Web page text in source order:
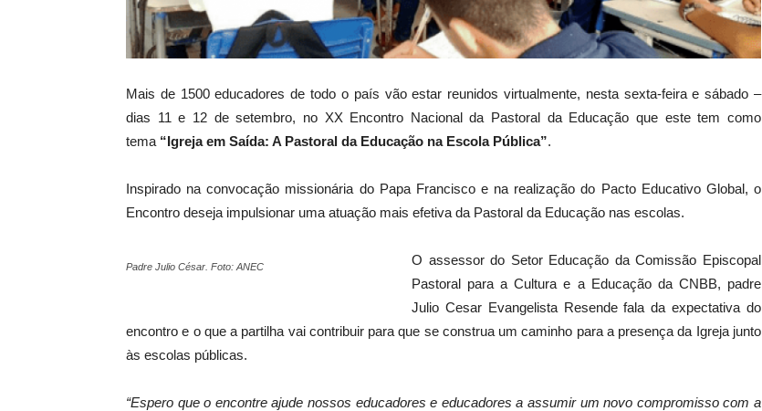
Mais de 1500 educadores de todo o país vão estar reunidos virtualmente, nesta sexta-feira e sábado –
dias 11 e 12 de setembro, no XX Encontro Nacional da Pastoral da Educação que este tem como
tema “Igreja em Saída: A Pastoral da Educação na Escola Pública”.
Inspirado na convocação missionária do Papa Francisco e na realização do Pacto Educativo Global, o
Encontro deseja impulsionar uma atuação mais efetiva da Pastoral da Educação nas escolas.
Padre Julio César. Foto: ANEC
O assessor do Setor Educação da Comissão Episcopal
Pastoral para a Cultura e a Educação da CNBB, padre
Julio Cesar Evangelista Resende fala da expectativa do
encontro e o que a partilha vai contribuir para que se construa um caminho para a presença da Igreja junto
às escolas públicas.
“Espero que o encontre ajude nossos educadores e educadores a assumir um novo compromisso com a